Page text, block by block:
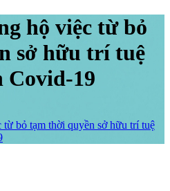
hộ việc từ bỏ
sở hữu trí tuệ
Covid-19
bỏ tạm thời quyền sở hữu trí tuệ